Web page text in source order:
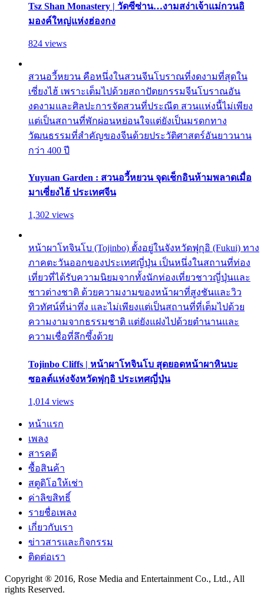
Tsz Shan Monastery | วัดซีซ่าน…งามสง่าเจ้าแม่กวนอิ
มองค์ใหญ่แห่งฮ่องกง
824 views
สวนอวี้หยวน คือหนึ่งในสวนจีนโบราณที่งดงามที่สุดใน
เซี่ยงไฮ้ เพราะเต็มไปด้วยสถาปัตยกรรมจีนโบราณอัน
งดงามและศิลปะการจัดสวนที่ประณีต สวนแห่งนี้ไม่เพียง
แต่เป็นสถานที่พักผ่อนหย่อนใจแต่ยังเป็นมรดกทาง
วัฒนธรรมที่สำคัญของจีนด้วยประวัติศาสตร์อันยาวนาน
กว่า 400 ปี
Yuyuan Garden : สวนอวี้หยวน จุดเช็กอินห้ามพลาดเมื่อ
มาเซี่ยงไฮ้ ประเทศจีน
1,302 views
หน้าผาโทจินโบ (Tojinbo) ตั้งอยู่ในจังหวัดฟุกุอิ (Fukui) ทาง
ภาคตะวันออกของประเทศญี่ปุ่น เป็นหนึ่งในสถานที่ท่อง
เที่ยวที่ได้รับความนิยมจากทั้งนักท่องเที่ยวชาวญี่ปุ่นและ
ชาวต่างชาติ ด้วยความงามของหน้าผาที่สูงชันและวิว
ทิวทัศน์ที่น่าทึ่ง และไม่เพียงแต่เป็นสถานที่ที่เต็มไปด้วย
ความงามจากธรรมชาติ แต่ยังแฝงไปด้วยตำนานและ
ความเชื่อที่ลึกซึ้งด้วย
Tojinbo Cliffs | หน้าผาโทจินโบ สุดยอดหน้าผาหินบะ
ซอลต์แห่งจังหวัดฟุกุอิ ประเทศญี่ปุ่น
1,014 views
หน้าแรก
เพลง
สารคดี
ซื้อสินค้า
สตูดิโอให้เช่า
ค่าลิขสิทธิ์
รายชื่อเพลง
เกี่ยวกับเรา
ข่าวสารและกิจกรรม
ติดต่อเรา
Copyright ® 2016, Rose Media and Entertainment Co., Ltd., All
rights Reserved.